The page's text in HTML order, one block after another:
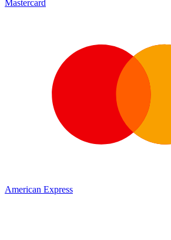
Mastercard
American Express